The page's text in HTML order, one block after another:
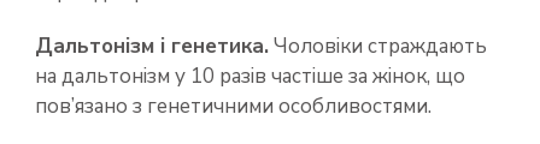
Дальтонізм і генетика.Чоловіки страждають
на дальтонізм у 10 разів частіше за жінок, що
пов’язано з генетичними особливостями.